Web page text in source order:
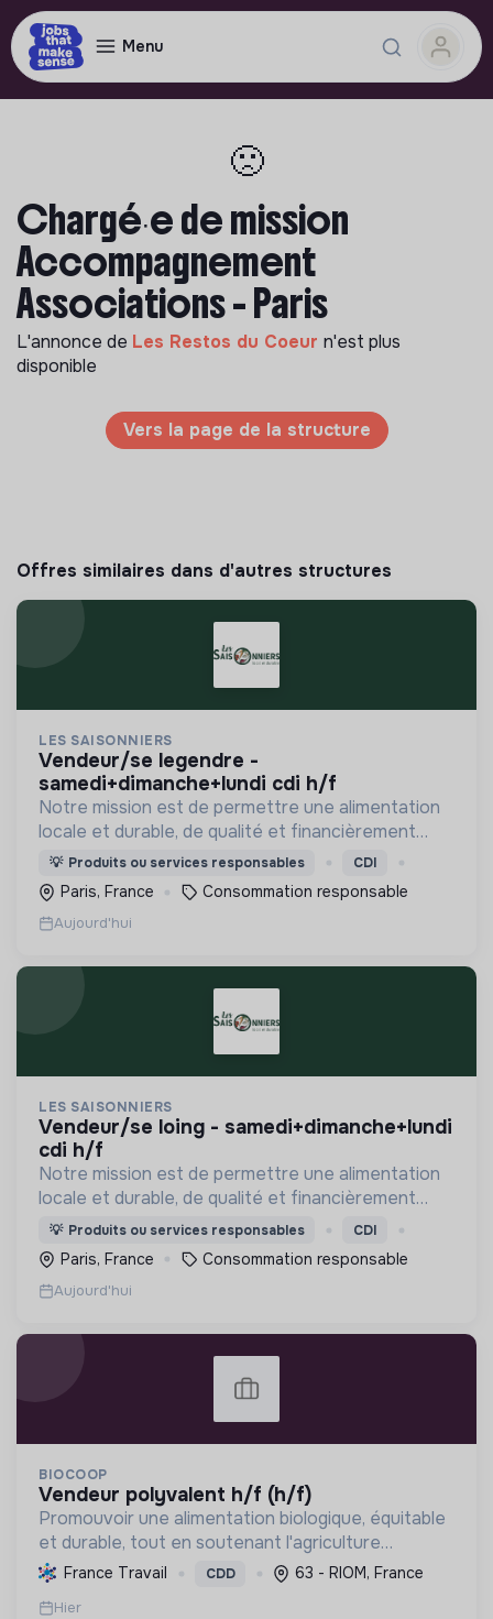
Menu
🙁
Chargé∙e de mission
Accompagnement
Associations - Paris
L'annonce de Les Restos du Coeur n'est plus
disponible
Vers la page de la structure
Offres similaires dans d'autres structures
LES SAISONNIERS
vendeur/se legendre -
samedi+dimanche+lundi cdi h/f
Notre mission est de permettre une alimentation
locale et durable, de qualité et financièrement
abordable.
💡 Produits ou services responsables CDI
Paris, France Consommation responsable
Aujourd'hui
LES SAISONNIERS
vendeur/se loing - samedi+dimanche+lundi
cdi h/f
Notre mission est de permettre une alimentation
locale et durable, de qualité et financièrement
abordable.
💡 Produits ou services responsables CDI
Paris, France Consommation responsable
Aujourd'hui
BIOCOOP
vendeur polyvalent h/f (h/f)
Promouvoir une alimentation biologique, équitable
et durable, tout en soutenant l'agriculture
paysanne, en réduisant les déchets et en agissant
pour une société plus juste et solidaire.
France Travail CDD 63 - RIOM, France
Hier